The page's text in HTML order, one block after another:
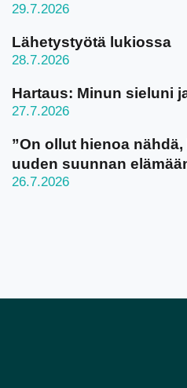
29.7.2026
Lähetystyötä lukiossa
28.7.2026
Hartaus: Minun sieluni
27.7.2026
”On ollut hienoa
uuden suunnan
26.7.2026